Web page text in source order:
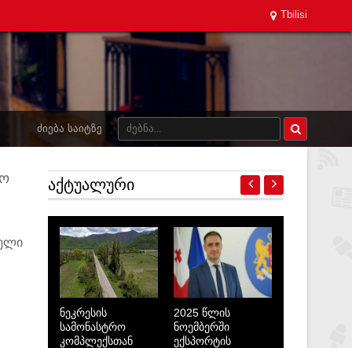
Tbilisi
ᲫᲘᲔᲑᲐ ᲡᲐᲘᲢᲖᲔ
ᲐᲥᲢᲣᲐᲚᲣᲠᲘ
ნეკრესის
სამონასტრო
კომპლექსთან
2025 წლის
ნოემბერში
ექსპორტის